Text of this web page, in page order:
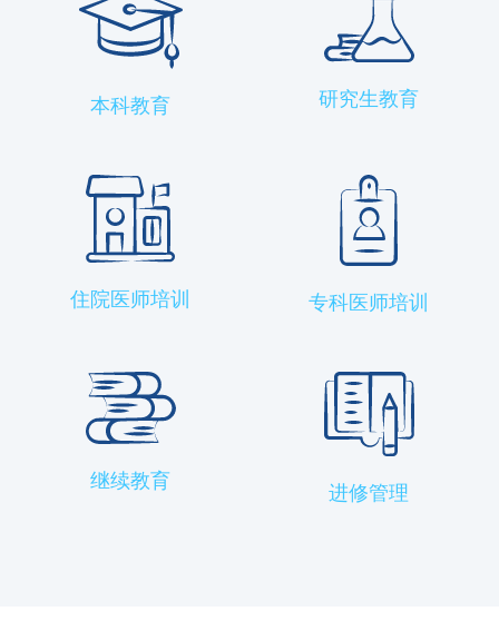
本科教育 研究生教育
住院医师培训 专科医师培训
继续教育
进修管理